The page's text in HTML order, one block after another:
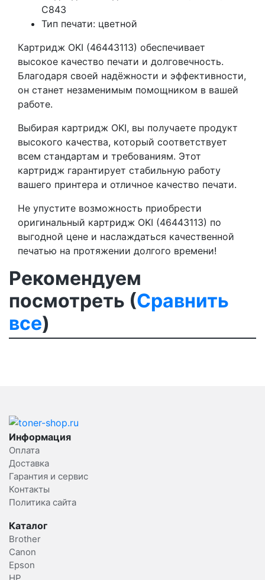
C843
Тип печати: цветной
Картридж OKI (46443113) обеспечивает
высокое качество печати и долговечность.
Благодаря своей надёжности и эффективности,
он станет незаменимым помощником в вашей
работе.
Выбирая картридж OKI, вы получаете продукт
высокого качества, который соответствует
всем стандартам и требованиям. Этот
картридж гарантирует стабильную работу
вашего принтера и отличное качество печати.
Не упустите возможность приобрести
оригинальный картридж OKI (46443113) по
выгодной цене и наслаждаться качественной
печатью на протяжении долгого времени!
Рекомендуем
посмотреть (Сравнить
все)
Информация
Оплата
Доставка
Гарантия и сервис
Контакты
Политика сайта
Каталог
Brother
Canon
Epson